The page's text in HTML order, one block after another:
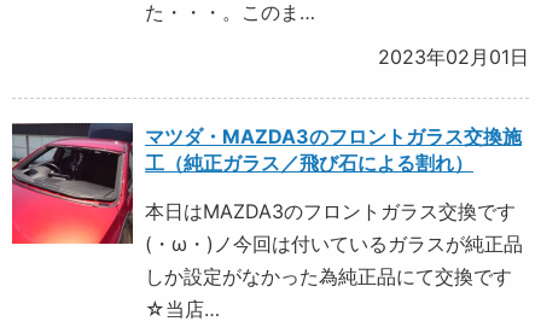
た・・・。このま…
2023年02月01日
マツダ・MAZDA3のフロントガラス交換施
工（純正ガラス／飛び石による割れ）
本日はMAZDA3のフロントガラス交換です
(・ω・)ノ今回は付いているガラスが純正品
しか設定がなかった為純正品にて交換です
☆当店…